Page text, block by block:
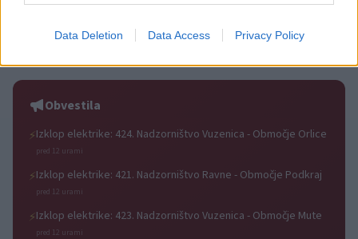
Data Deletion Data Access Privacy Policy
Vlom v hišo pri Slovenj Gradcu,
modema
Od 11. avgusta popolna zapora
Obvestila
⚡Izklop elektrike: 424. Nadzorništvo Vuzenica - Območje Orlice
pred 12 urami
⚡Izklop elektrike: 421. Nadzorništvo Ravne - Območje Podkraj
pred 12 urami
⚡Izklop elektrike: 423. Nadzorništvo Vuzenica - Območje Mute
pred 12 urami